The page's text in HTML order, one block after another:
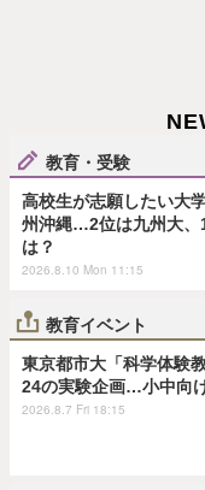
教育・受験
高校生が志願したい大
州沖縄…2位は九州大、
は？
2026.8.10 Mon 11:15
教育イベント
東京都市大「科学体験教
24の実験企画…小中向
2026.8.7 Fri 18:15